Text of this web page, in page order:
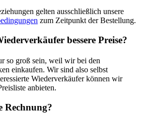
gelten ausschließlich unsere
zum Zeitpunkt der Bestellung.
bessere Preise?
so groß sein, weil wir bei den
einkaufen. Wir sind also selbst
Wiederverkäufer können wir
anbieten.
Rechnung?